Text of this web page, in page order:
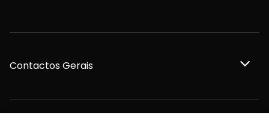
Contactos Gerais
Redação